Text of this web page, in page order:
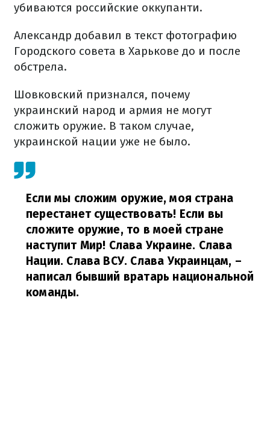
убиваются российские оккупанти.
Александр добавил в текст фотографию
Городского совета в Харькове до и после
обстрела.
Шовковский признался, почему
украинский народ и армия не могут
сложить оружие. В таком случае,
украинской нации уже не было.
Если мы сложим оружие, моя страна
перестанет существовать! Если вы
сложите оружие, то в моей стране
наступит Мир! Слава Украине. Слава
Нации. Слава ВСУ. Слава Украинцам, –
написал бывший вратарь национальной
команды.